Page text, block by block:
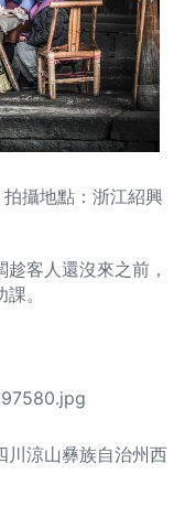
攝地點：浙江紹興
客人還沒來之前，
。
川涼山彝族自治州西